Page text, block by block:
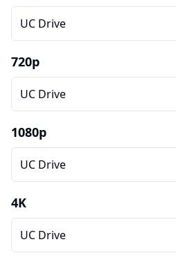
UC Drive
720p
UC Drive
1080p
UC Drive
4K
UC Drive